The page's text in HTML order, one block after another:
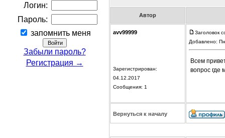
Логин:
Пароль:
запомнить меня
Забыли пароль?
Регистрация →
Автор
avv99999
Зарегистрирован:
04.12.2017
Сообщения: 1
Заголовок
Добавлено:
Всем
вопрос где
Вернуться к началу